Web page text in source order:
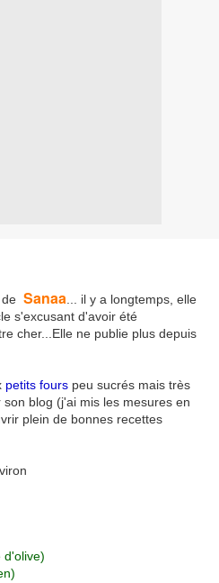
Sanaa ... il y a longtemps, elle
s'excusant d'avoir été
cher...Elle ne publie plus depuis
petits fours peu sucrés mais très
blog (j'ai mis les mesures en
plein de bonnes recettes
d'olive)